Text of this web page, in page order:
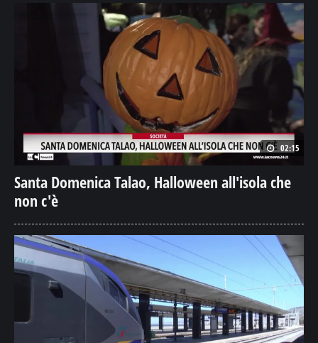
02:15
Santa Domenica Talao, Halloween all'isola che
non c'è